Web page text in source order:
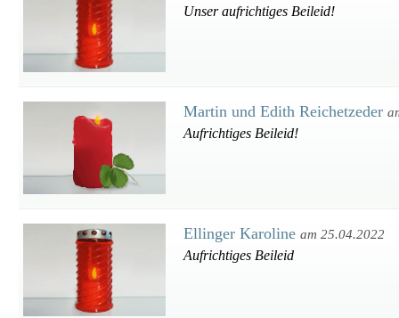
Unser aufrichtiges Beileid!
Martin und Edith Reichetzeder
Aufrichtiges Beileid!
Ellinger Karoline am 25.04.2022
Aufrichtiges Beileid